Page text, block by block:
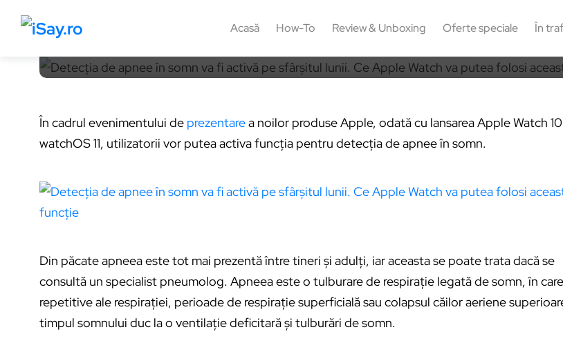
Acasă How-To Review & Unboxing Oferte speciale În
În cadrul evenimentului de prezentarea noilor produse Apple, odată cu lansarea Apple Watch
watchOS 11, utilizatorii vor putea activa funcția pentru detecția de apnee în somn.
Din păcate apneea este tot mai prezentă între tineri și adulți, iar aceasta se poate trata dacă se
consultă un specialist pneumolog. Apneea este o tulburare de respirație legată de somn, în
repetitive ale respirației, perioade de respirație superficială sau colapsul căilor aeriene
timpul somnului duc la o ventilație deficitară și tulburări de somn.